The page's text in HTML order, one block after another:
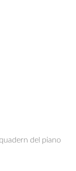
del piano